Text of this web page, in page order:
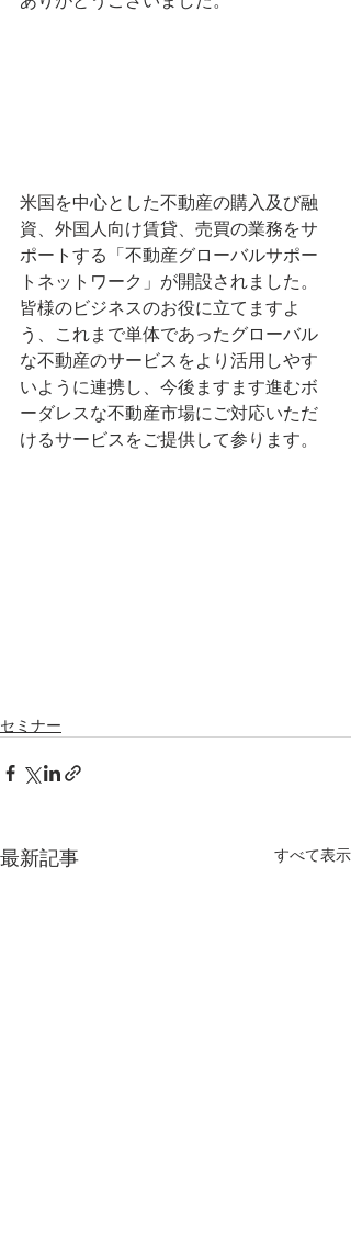
米国を中心とした不動産の購入及び融
資、外国人向け賃貸、売買の業務をサ
ポートする「不動産グローバルサポー
トネットワーク」が開設されました。
皆様のビジネスのお役に立てますよ
う、これまで単体であったグローバル
な不動産のサービスをより活用しやす
いように連携し、今後ますます進むボ
ーダレスな不動産市場にご対応いただ
けるサービスをご提供して参ります。
セミナー
最新記事 すべて表示